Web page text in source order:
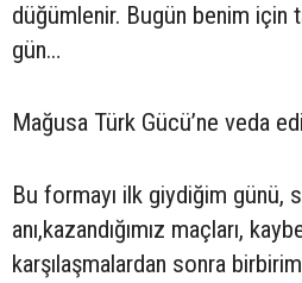
düğümlenir. Bugün benim için
gün…
Mağusa Türk Gücü’ne veda
Bu formayı ilk giydiğim günü,
anı,kazandığımız maçları,
karşılaşmalardan sonra